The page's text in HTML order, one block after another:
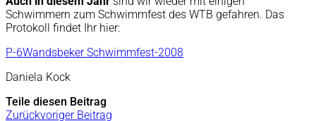
Schwimmern zum Schwimmfest des WTB gefahren. Das
Protokoll findet Ihr hier:
P-6Wandsbeker Schwimmfest-2008
Daniela Kock
Teile diesen Beitrag
Zurückvoriger Beitrag